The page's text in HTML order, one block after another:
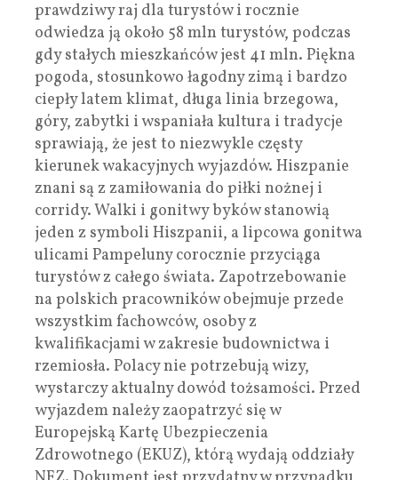
prawdziwy raj dla turystów i rocznie
odwiedza ją około 58 mln turystów, podczas
gdy stałych mieszkańców jest 41 mln. Piękna
pogoda, stosunkowo łagodny zimą i bardzo
ciepły latem klimat, długa linia brzegowa,
góry, zabytki i wspaniała kultura i tradycje
sprawiają, że jest to niezwykle częsty
kierunek wakacyjnych wyjazdów. Hiszpanie
znani są z zamiłowania do piłki nożnej i
corridy. Walki i gonitwy byków stanowią
jeden z symboli Hiszpanii, a lipcowa gonitwa
ulicami Pampeluny corocznie przyciąga
turystów z całego świata. Zapotrzebowanie
na polskich pracowników obejmuje przede
wszystkim fachowców, osoby z
kwalifikacjami w zakresie budownictwa i
rzemiosła. Polacy nie potrzebują wizy,
wystarczy aktualny dowód tożsamości. Przed
wyjazdem należy zaopatrzyć się w
Europejską Kartę Ubezpieczenia
Zdrowotnego (EKUZ), którą wydają oddziały